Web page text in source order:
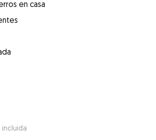
en casa
incluida